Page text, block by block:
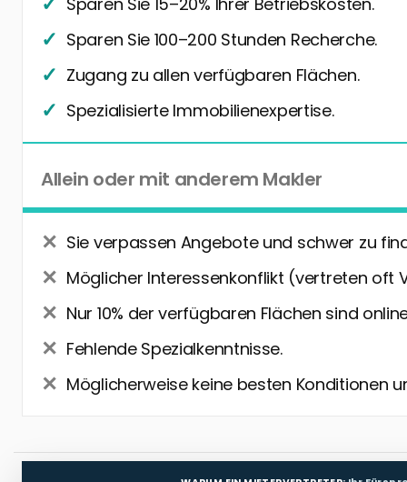
Sparen Sie 100–200 Stunden Recherche.
Zugang zu allen verfügbaren Flächen.
Spezialisierte Immobilienexpertise.
Allein oder mit anderem Makler
Sie verpassen Angebote und schwer zu
Möglicher Interessenkonflikt (vertreten oft
Nur 10% der verfügbaren Flächen sind
Fehlende Spezialkenntnisse.
Möglicherweise keine besten Konditionen